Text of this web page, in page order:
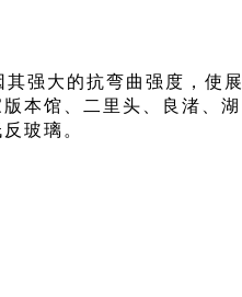
强大的抗弯曲强度，使展
本馆、二里头、良渚、湖
玻璃。